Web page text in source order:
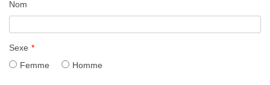
Nom
Sexe *
Femme
Homme